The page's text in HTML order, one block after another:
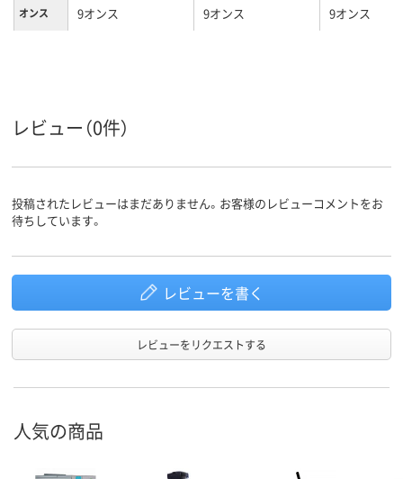
オンス 9オンス 9オンス 9オンス
1袋当た
レビュー（0件）
投稿されたレビューはまだありません。お客様のレビューコメントをお
待ちしています。
レビューを書く
レビューをリクエストする
人気の商品